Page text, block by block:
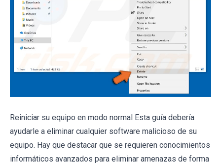
Reiniciar su equipo en modo normal Esta guía debería
ayudarle a eliminar cualquier software malicioso de su
equipo. Hay que destacar que se requieren conocimientos
informáticos avanzados para eliminar amenazas de forma